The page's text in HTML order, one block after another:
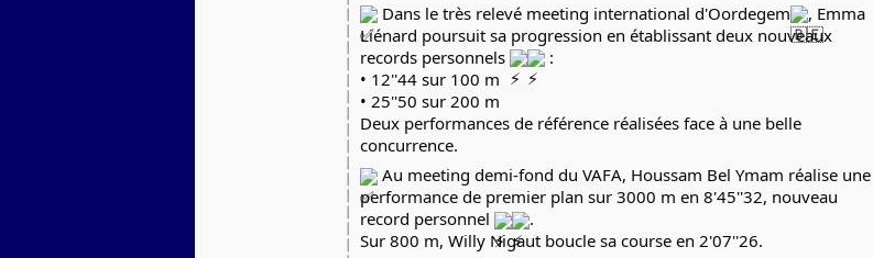
Dans le très relevé meeting international d'Oordegem
, Emma
Liénard poursuit sa progression en établissant deux nouveaux
records personnels
:
• 12''44 sur 100 m
• 25''50 sur 200 m
Deux performances de référence réalisées face à une belle
concurrence.
Au meeting demi-fond du VAFA, Houssam Bel Ymam réalise une
performance de premier plan sur 3000 m en 8'45''32, nouveau
record personnel
.
Sur 800 m, Willy Nigaut boucle sa course en 2'07''26.